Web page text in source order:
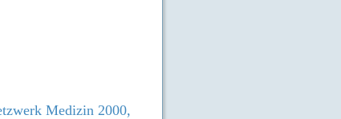
Medizin 2000,